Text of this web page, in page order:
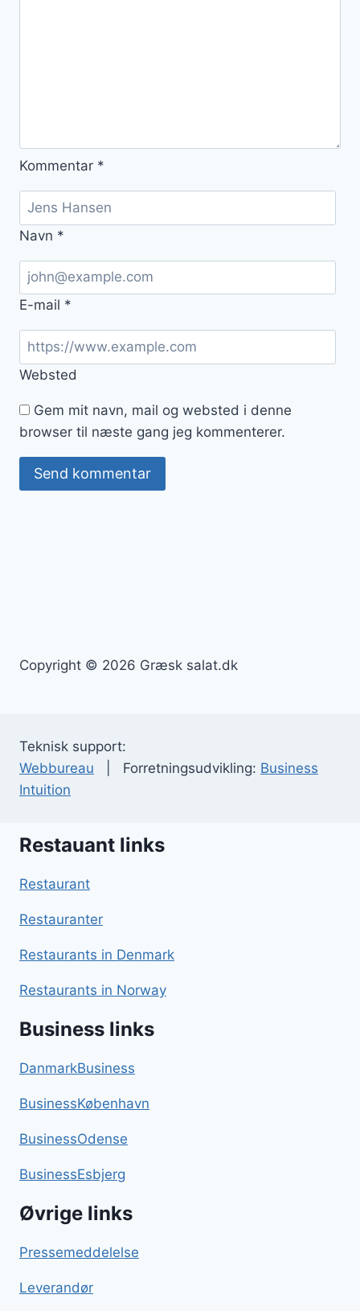
Kommentar *
Navn *
E-mail *
Websted
Gem mit navn, mail og websted i denne
browser til næste gang jeg kommenterer.
Copyright © 2026 Græsk salat.dk
Teknisk support:
Webbureau | Forretningsudvikling: Business
Intuition
Restauant links
Restaurant
Restauranter
Restaurants in Denmark
Restaurants in Norway
Business links
DanmarkBusiness
BusinessKøbenhavn
BusinessOdense
BusinessEsbjerg
Øvrige links
Pressemeddelelse
Leverandør